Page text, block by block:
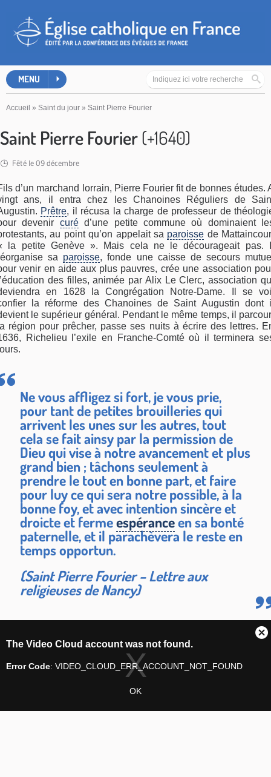
MENU
Accueil » Saint du jour » Saint Pierre Fourier
Saint Pierre Fourier(+1640)
Fêté le 09 décembre
d’un marchand lorrain, Pierre Fourier fit de bonnes études.
ans, il entra chez les Chanoines Réguliers de
Prêtre, il récusa la charge de professeur de
devenir curéd’une petite commune où dominaient
au point qu’on appelait sa paroisse de
la petite Genève ». Mais cela ne le décourageait pas.
sa paroisse, fonde une caisse de secours
venir en aide aux plus pauvres, crée une association
des filles, animée par Alix Le Clerc, association
en 1628 la Congrégation Notre-Dame. Il se
la réforme des Chanoines de Saint Augustin dont
le supérieur général. Pendant le même temps, il
région pour prêcher, passe ses nuits à écrire des lettres.
Richelieu l’exile en Franche-Comté où il terminera
Ne vous affligez si fort, je vous prie,
pour tant de petites brouilleries qui
arrivent les unes sur les autres, tout
cela se fait ainsy par la permission de
Dieu qui vise à notre avancement et plus
grand bien ; tâchons seulement à
prendre le tout en bonne part, et faire
pour luy ce qui sera notre possible, à la
bonne foy, et avec intention sincère et
droicte et fermeespéranceen sa bonté
paternelle, et il parachèvera le reste en
temps opportun.
(Saint Pierre Fourier – Lettre aux
religieuses de Nancy)